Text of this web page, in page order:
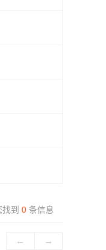
到 0 条信息
← →